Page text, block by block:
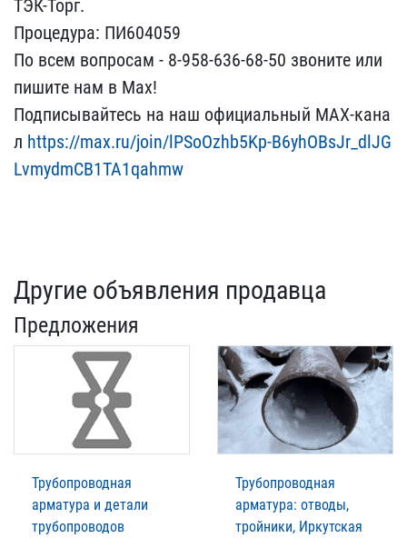
ТЭК-Торг.
Процеду​ра: ПИ604059
По всем воп​росам - 8-958-636-68-50 ​звоните или
пишите нам в​ Max!
Подписывайтесь на ​наш официальный MAX-кана​
л https://max.ru/join/lP​SoOzhb5Kp-B6yhOBsJr_dlJG​
LvmydmCB1TA1qahmw
Другие объявления продавца
Предложения
Трубопроводная
арматура и детали
трубопроводов
Трубопроводная
арматура: отводы,
тройники, Иркутская